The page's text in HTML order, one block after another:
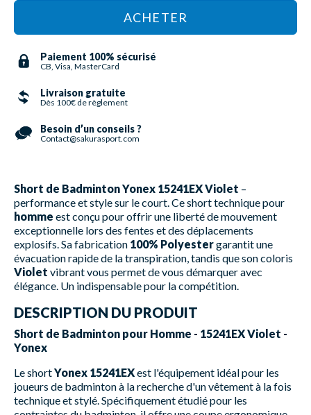
ACHETER
Paiement 100% sécurisé
CB, Visa, MasterCard
Livraison gratuite
Dès 100€ de règlement
Besoin d’un conseils ?
Contact@sakurasport.com
Short de Badminton Yonex 15241EX Violet –
performance et style sur le court. Ce short technique pour
homme est conçu pour offrir une liberté de mouvement
exceptionnelle lors des fentes et des déplacements
explosifs. Sa fabrication 100% Polyestergarantit une
évacuation rapide de la transpiration, tandis que son coloris
Violet vibrant vous permet de vous démarquer avec
élégance. Un indispensable pour la compétition.
DESCRIPTION DU PRODUIT
Short de Badminton pour Homme - 15241EX Violet -
Yonex
Le shortYonex 15241EXest l'équipement idéal pour les
joueurs de badminton à la recherche d'un vêtement à la fois
technique et stylé. Spécifiquement étudié pour les